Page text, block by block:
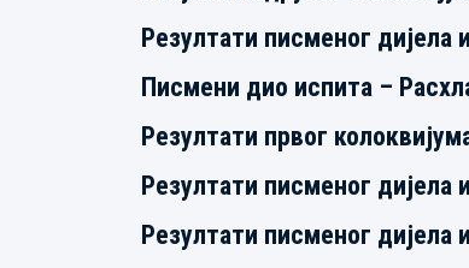
Резултати писменог дијела
Писмени дио испита –
Резултати првог
Резултати писменог дијела
Резултати писменог дијела